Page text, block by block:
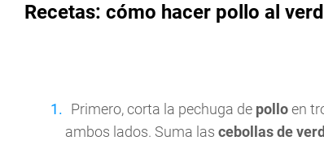
Recetas: cómo hacer pollo al
Primero, corta la pechuga de polloen
ambos lados. Suma las cebollas de